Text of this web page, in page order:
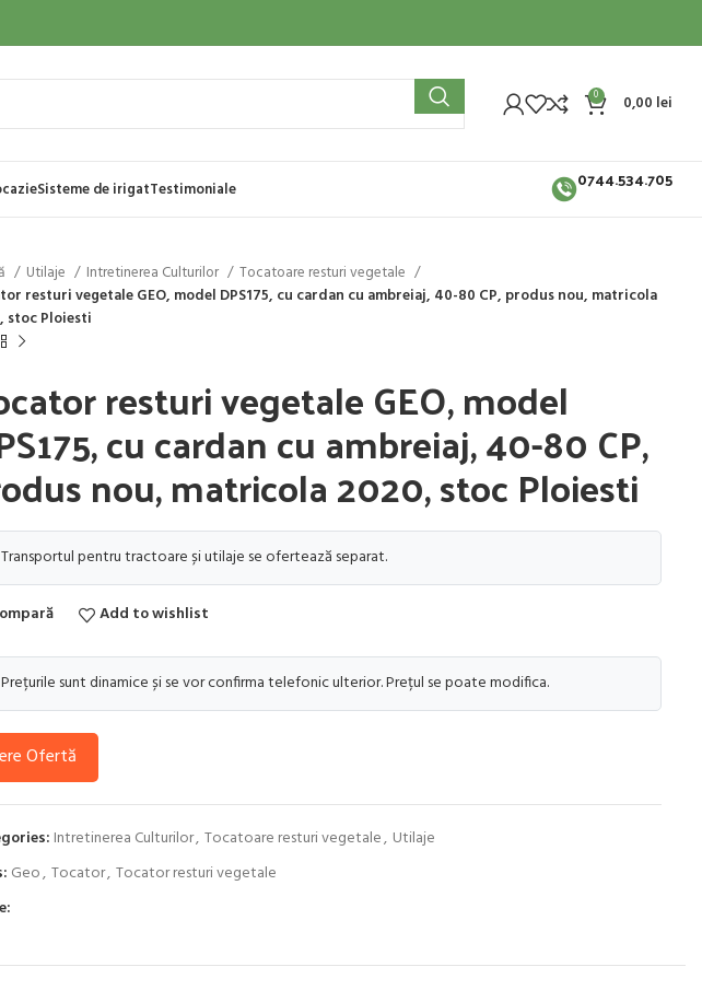
0 0,00 lei
Sisteme de irigatTestimoniale 0744.534.705
Utilaje Intretinerea Culturilor
Tocatoare resturi vegetale
resturi vegetale GEO, model DPS175, cu cardan cu ambreiaj, 40-80 CP, produs nou, matricola
stoc Ploiesti
resturi vegetale GEO, model
cu cardan cu ambreiaj, 40-80 CP,
nou, matricola 2020, stoc Ploiesti
Transportul pentru tractoare și utilaje se ofertează separat.
Add to wishlist
Prețurile sunt dinamice și se vor confirma telefonic ulterior. Prețul se poate modifica.
Ofertă
Intretinerea Culturilor, Tocatoare resturi vegetale, Utilaje
Geo, Tocator, Tocator resturi vegetale